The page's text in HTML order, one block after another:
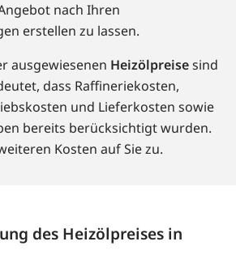
nach Ihren
erstellen zu lassen.
ausgewiesenen Heizölpreisesind
dass Raffineriekosten,
und Lieferkosten sowie
bereits berücksichtigt wurden.
Kosten auf Sie zu.
des Heizölpreises in